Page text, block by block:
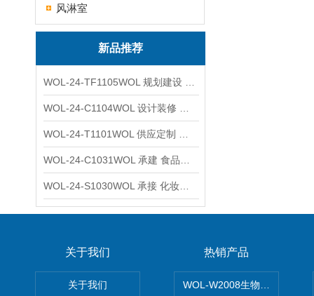
风淋室
新品推荐
关于我们
关于我们
热销产品
WOL-W2008生物制药GMP